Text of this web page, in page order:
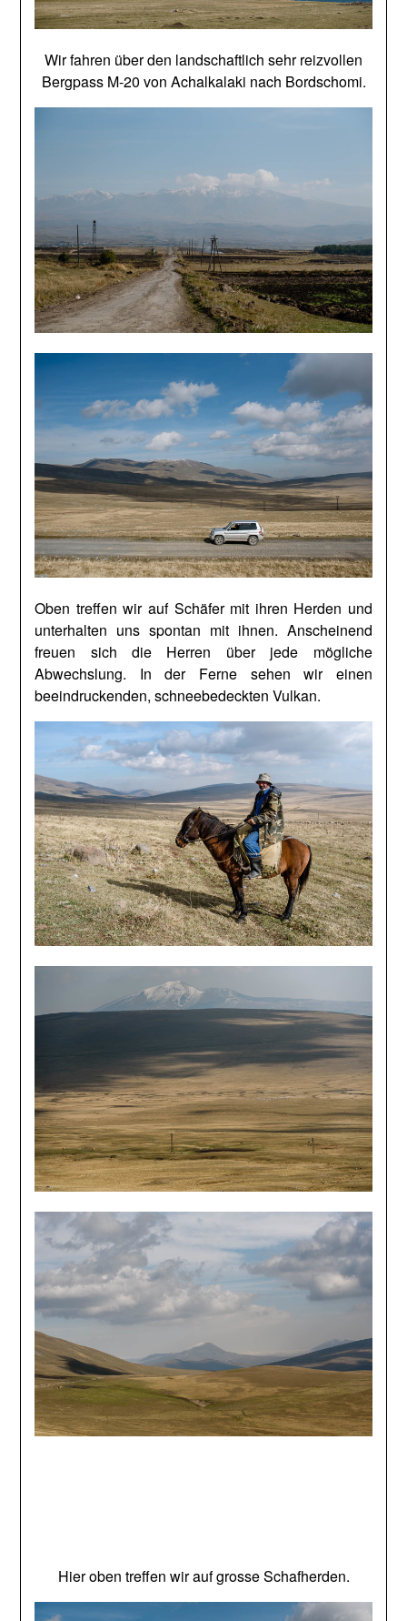
Wir fahren über den landschaftlich sehr reizvollen
Bergpass M-20 von Achalkalaki nach Bordschomi.
Oben treffen wir auf Schäfer mit ihren Herden und
unterhalten uns spontan mit ihnen. Anscheinend
freuen sich die Herren über jede mögliche
Abwechslung. In der Ferne sehen wir einen
beeindruckenden, schneebedeckten Vulkan.
Hier oben treffen wir auf grosse Schafherden.